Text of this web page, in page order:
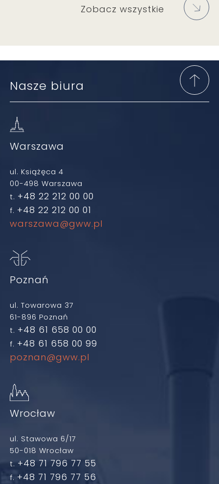
Zobacz wszystkie
Nasze biura
Warszawa
ul. Książęca 4
00-498 Warszawa
t. +48 22 212 00 00
f. +48 22 212 00 01
warszawa@gww.pl
Poznań
ul. Towarowa 37
61-896 Poznań
t. +48 61 658 00 00
f. +48 61 658 00 99
poznan@gww.pl
Wrocław
ul. Stawowa 6/17
50-018 Wrocław
t. +48 71 796 77 55
f. +48 71 796 77 56